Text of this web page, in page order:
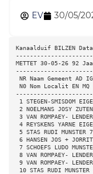
EV 30/05/
Kanaalduif BILZEN
METTET 30-05-26 92
NR Naam Gemeent
N0 Nom Localit EN
1 STEGEN-SMISDOM
2 NOELMANS JOSY
3 VAN ROMPAEY-
4 REYSKENS YARNE
5 STAS RUDI
6 HANSEN JOS +
7 SCHOEFS LUDO
8 VAN ROMPAEY-
9 VAN ROMPAEY-
10 STAS RUDI